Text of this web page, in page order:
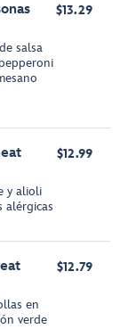
salsa
$13.29
y alioli
alérgicas
$12.99
en
verde
$12.79